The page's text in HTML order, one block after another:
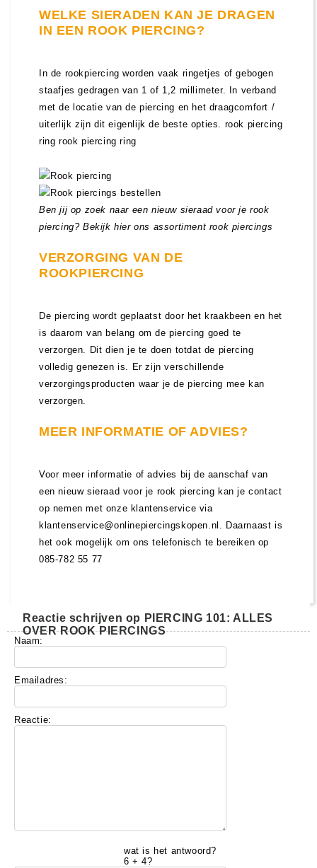
WELKE SIERADEN KAN JE DRAGEN
IN EEN ROOK PIERCING?
In de rookpiercing worden vaak ringetjes of gebogen
staafjes gedragen van 1 of 1,2 millimeter. In verband
met de locatie van de piercing en het draagcomfort /
uiterlijk zijn dit eigenlijk de beste opties. rook piercing
ring rook piercing ring
Ben jij op zoek naar een nieuw sieraad voor je rook
piercing? Bekijk hier ons assortiment rook piercings
VERZORGING VAN DE
ROOKPIERCING
De piercing wordt geplaatst door het kraakbeen en het
is daarom van belang om de piercing goed te
verzorgen. Dit dien je te doen totdat de piercing
volledig genezen is. Er zijn verschillende
verzorgingsproducten waar je de piercing mee kan
verzorgen.
MEER INFORMATIE OF ADVIES?
Voor meer informatie of advies bij de aanschaf van
een nieuw sieraad voor je rook piercing kan je contact
op nemen met onze klantenservice via
klantenservice@onlinepiercingskopen.nl. Daarnaast is
het ook mogelijk om ons telefonisch te bereiken op
085-782 55 77
Reactie schrijven op PIERCING 101: ALLES
OVER ROOK PIERCINGS
Naam:
Emailadres:
Reactie:
wat is het antwoord?
6 + 4?